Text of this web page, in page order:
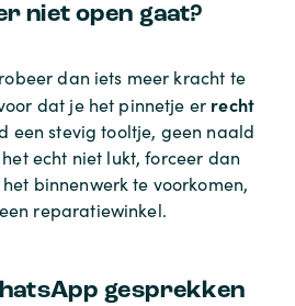
niet open gaat?
dan iets meer kracht te
dat je het pinnetje er recht
een stevig tooltje, geen naald
echt niet lukt, forceer dan
binnenwerk te voorkomen,
reparatiewinkel.
gesprekken